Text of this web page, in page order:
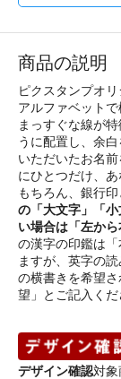
商品の説明
ピクスタンプオ
アルファベット
まっすぐな線が
うに配置し、余
いただいたお名
にひとつだけ、
もちろん、銀行
の「大文字」「
い場合は「左か
の漢字の印鑑は
ますが、英字の
の横書きを希望
望」とご記入くだ
デザイン確認対象